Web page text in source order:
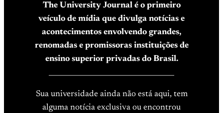
The University Journal é o primeiro
veículo de mídia que divulga notícias e
acontecimentos envolvendo grandes,
renomadas e promissoras instituições de
ensino superior privadas do Brasil.
Sua universidade ainda não está aqui, tem
alguma notícia exclusiva ou encontrou